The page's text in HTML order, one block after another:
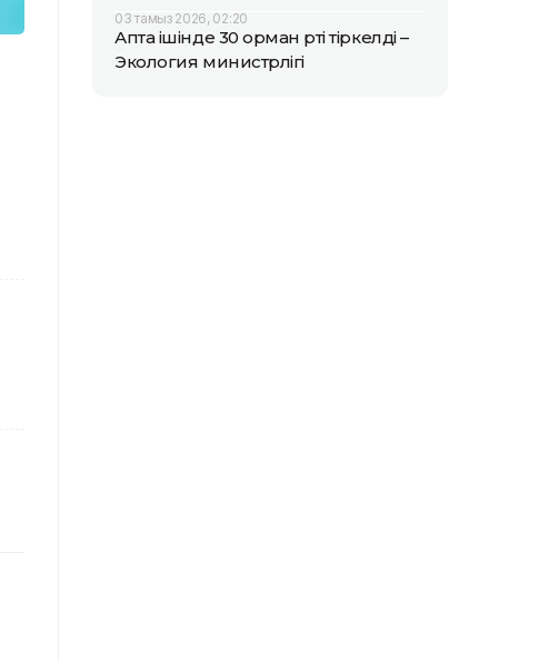
03 тамыз 2026, 02:20
Апта ішінде 30 орман өрті тіркелді –
Экология министрлігі